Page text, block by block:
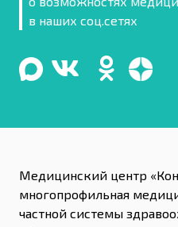
в наших соц.сетях
Медицинский центр
многопрофильная
частной системы